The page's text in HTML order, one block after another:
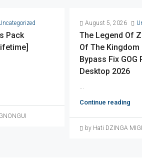
Pack
August 5, 2026
The Legend Of
Of The Kingdom
Bypass Fix GOG
Desktop 2026
...
Continue reading
by Hati DZINGA